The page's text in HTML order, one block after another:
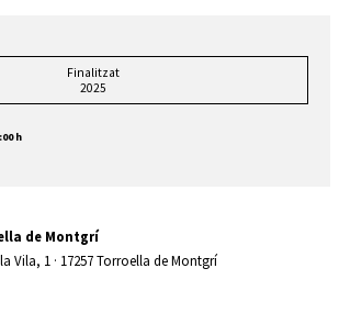
Finalitzat
2025
h
de Montgrí
Vila, 1 · 17257 Torroella de Montgrí